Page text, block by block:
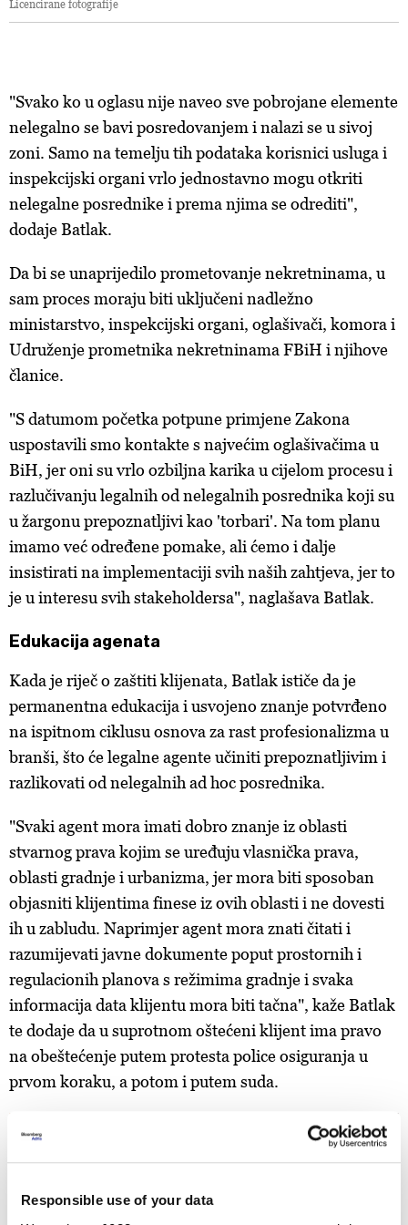
Responsible use of your data
Licencirane fotografije
"Svako ko u oglasu nije naveo sve pobrojane elemente
nelegalno se bavi posredovanjem i nalazi se u sivoj
zoni. Samo na temelju tih podataka korisnici usluga i
inspekcijski organi vrlo jednostavno mogu otkriti
nelegalne posrednike i prema njima se odrediti",
dodaje Batlak.
Da bi se unaprijedilo prometovanje nekretninama, u
sam proces moraju biti uključeni nadležno
ministarstvo, inspekcijski organi, oglašivači, komora i
Udruženje prometnika nekretninama FBiH i njihove
članice.
"S datumom početka potpune primjene Zakona
uspostavili smo kontakte s najvećim oglašivačima u
BiH, jer oni su vrlo ozbiljna karika u cijelom procesu i
razlučivanju legalnih od nelegalnih posrednika koji su
u žargonu prepoznatljivi kao 'torbari'. Na tom planu
imamo već određene pomake, ali ćemo i dalje
insistirati na implementaciji svih naših zahtjeva, jer to
je u interesu svih stakeholdersa", naglašava Batlak.
Edukacija agenata
Kada je riječ o zaštiti klijenata, Batlak ističe da je
permanentna edukacija i usvojeno znanje potvrđeno
na ispitnom ciklusu osnova za rast profesionalizma u
branši, što će legalne agente učiniti prepoznatljivim i
razlikovati od nelegalnih ad hoc posrednika.
"Svaki agent mora imati dobro znanje iz oblasti
stvarnog prava kojim se uređuju vlasnička prava,
oblasti gradnje i urbanizma, jer mora biti sposoban
objasniti klijentima finese iz ovih oblasti i ne dovesti
ih u zabludu. Naprimjer agent mora znati čitati i
razumijevati javne dokumente poput prostornih i
regulacionih planova s režimima gradnje i svaka
informacija data klijentu mora biti tačna", kaže Batlak
te dodaje da u suprotnom oštećeni klijent ima pravo
na obeštećenje putem protesta police osiguranja u
prvom koraku, a potom i putem suda.